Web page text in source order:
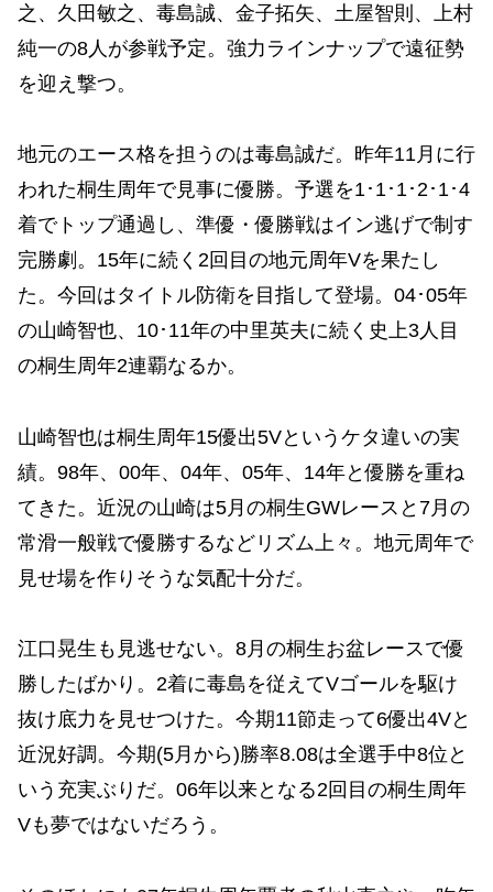
之、久田敏之、毒島誠、金子拓矢、土屋智則、上村
純一の8人が参戦予定。強力ラインナップで遠征勢
を迎え撃つ。
地元のエース格を担うのは毒島誠だ。昨年11月に行
われた桐生周年で見事に優勝。予選を1･1･1･2･1･4
着でトップ通過し、準優・優勝戦はイン逃げで制す
完勝劇。15年に続く2回目の地元周年Vを果たし
た。今回はタイトル防衛を目指して登場。04･05年
の山崎智也、10･11年の中里英夫に続く史上3人目
の桐生周年2連覇なるか。
山崎智也は桐生周年15優出5Vというケタ違いの実
績。98年、00年、04年、05年、14年と優勝を重ね
てきた。近況の山崎は5月の桐生GWレースと7月の
常滑一般戦で優勝するなどリズム上々。地元周年で
見せ場を作りそうな気配十分だ。
江口晃生も見逃せない。8月の桐生お盆レースで優
勝したばかり。2着に毒島を従えてVゴールを駆け
抜け底力を見せつけた。今期11節走って6優出4Vと
近況好調。今期(5月から)勝率8.08は全選手中8位と
いう充実ぶりだ。06年以来となる2回目の桐生周年
Vも夢ではないだろう。